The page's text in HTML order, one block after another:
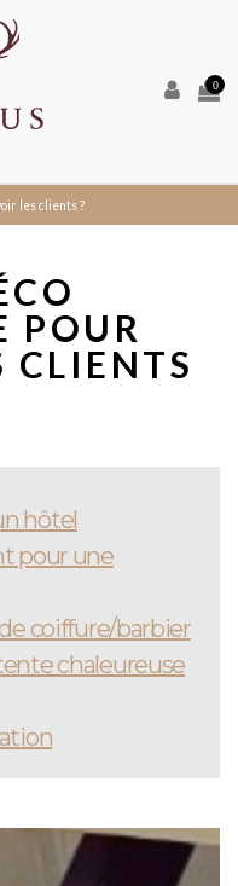
0
les clients ?
POUR
CLIENTS
hôtel
pour une
coiffure/barbier
chaleureuse